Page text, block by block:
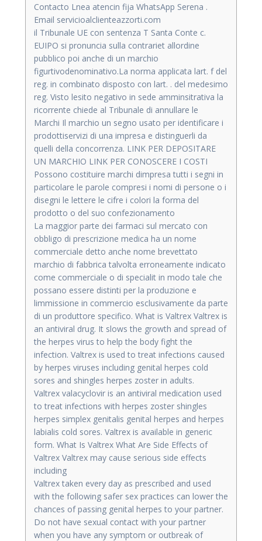
Contacto Lnea atencin fija WhatsApp Serena .
Email servicioalclienteazzorti.com
il Tribunale UE con sentenza T Santa Conte c.
EUIPO si pronuncia sulla contrariet allordine
pubblico poi anche di un marchio
figurtivodenominativo.La norma applicata lart. f del
reg. in combinato disposto con lart. . del medesimo
reg. Visto lesito negativo in sede amminsitrativa la
ricorrente chiede al Tribunale di annullare le
Marchi Il marchio un segno usato per identificare i
prodottiservizi di una impresa e distinguerli da
quelli della concorrenza. LINK PER DEPOSITARE
UN MARCHIO LINK PER CONOSCERE I COSTI
Possono costituire marchi dimpresa tutti i segni in
particolare le parole compresi i nomi di persone o i
disegni le lettere le cifre i colori la forma del
prodotto o del suo confezionamento
La maggior parte dei farmaci sul mercato con
obbligo di prescrizione medica ha un nome
commerciale detto anche nome brevettato
marchio di fabbrica talvolta erroneamente indicato
come commerciale o di specialit in modo tale che
possano essere distinti per la produzione e
limmissione in commercio esclusivamente da parte
di un produttore specifico. What is Valtrex Valtrex is
an antiviral drug. It slows the growth and spread of
the herpes virus to help the body fight the
infection. Valtrex is used to treat infections caused
by herpes viruses including genital herpes cold
sores and shingles herpes zoster in adults.
Valtrex valacyclovir is an antiviral medication used
to treat infections with herpes zoster shingles
herpes simplex genitalis genital herpes and herpes
labialis cold sores. Valtrex is available in generic
form. What Is Valtrex What Are Side Effects of
Valtrex Valtrex may cause serious side effects
including
Valtrex taken every day as prescribed and used
with the following safer sex practices can lower the
chances of passing genital herpes to your partner.
Do not have sexual contact with your partner
when you have any symptom or outbreak of